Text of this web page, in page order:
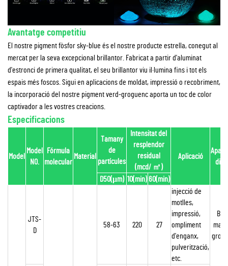
Avantatge competitiu
El nostre pigment fòsfor sky-blue és el nostre producte estrella, conegut al
mercat per la seva excepcional brillantor. Fabricat a partir d'aluminat
d'estronci de primera qualitat, el seu brillantor viu il·lumina fins i tot els
espais més foscos. Sigui en aplicacions de moldat, impressió o recobriment,
la incorporació del nostre pigment verd-groguenc aporta un toc de color
captivador a les vostres creacions.
Especificacions
Model
Model
NO.
Fórmula
molecular
Material
Tamany
de
partícules
Intensitat del
resplendor
residual
(mcd/ ㎡)
Aplicació
D50(μm) 10(min)60(min)
JTS-
D
58-63 220 27
injecció de
motlles,
impressió,
ompliment
d'enganx,
pulverització,
etc.
groc